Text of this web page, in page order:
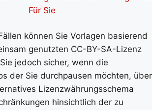
Für Sie
können Sie Vorlagen basierend
genutzten CC-BY-SA-Lizenz
jedoch sicher, wenn die
der Sie durchpausen möchten, über
Lizenzwährungsschema
hinsichtlich der zu